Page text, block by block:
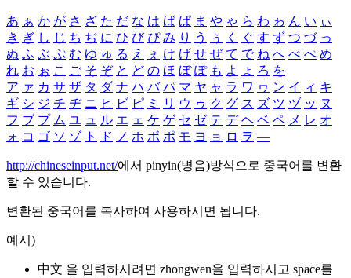
あ ぁ か が さ ざ た だ な は ば ぱ ま や ゃ ら わ ゎ ん い ぃ
き ぎ し じ ち ぢ に ひ び ぴ み り う ぅ く ぐ す ず つ づ っ
ぬ ふ ぶ ぷ む ゆ ゅ る え ぇ け げ せ ぜ て で ね へ べ ぺ め
れ お ぉ こ ご そ ぞ と ど の ほ ぼ ぽ も よ ょ ろ を
ア ァ カ サ ザ タ ダ ナ ハ バ パ マ ヤ ャ ラ ワ ヮ ン イ ィ キ
ギ シ ジ チ ヂ ニ ヒ ビ ピ ミ リ ウ ゥ ク グ ス ズ ツ ヅ ッ ヌ
フ ブ プ ム ユ ュ ル エ ェ ケ ゲ セ ゼ テ デ ヘ ベ ペ メ レ オ
ォ コ ゴ ソ ゾ ト ド ノ ホ ボ ポ モ ヨ ョ ロ ヲ ―
http://chineseinput.net/에서 pinyin(병음)방식으로 중국어를 변환
할 수 있습니다.
변환된 중국어를 복사하여 사용하시면 됩니다.
예시)
中文 을 입력하시려면 zhongwen을 입력하시고 space를